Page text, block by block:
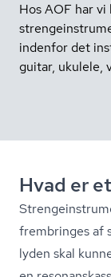
Hos AOF har
indenfor det
guitar, ukulele,
Hvad er
frembringes af
lyden skal